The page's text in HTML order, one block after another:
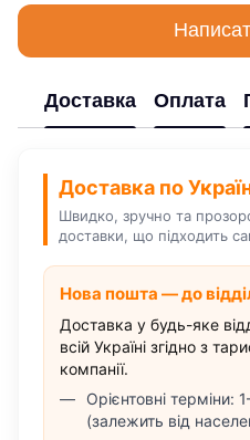
Доставка Оплата
Доставка по
Швидко, зручно та
доставки, що підходить
Нова пошта — до
Доставка у будь-яке
всій Україні згідно з
компанії.
Орієнтовні терміни:
(залежить від